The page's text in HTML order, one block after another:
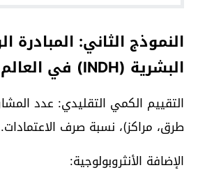
النموذج الثاني: المبادرة
البشرية (INDH) في العالم القروي
التقييم الكمي التقليدي: عدد
طرق، مراكز)، نسبة صرف الاعتمادات.
الإضافة الأنثروبولوجية: